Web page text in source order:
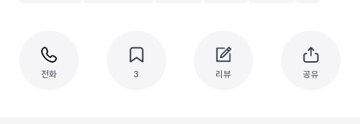
전화 3 리뷰 공유